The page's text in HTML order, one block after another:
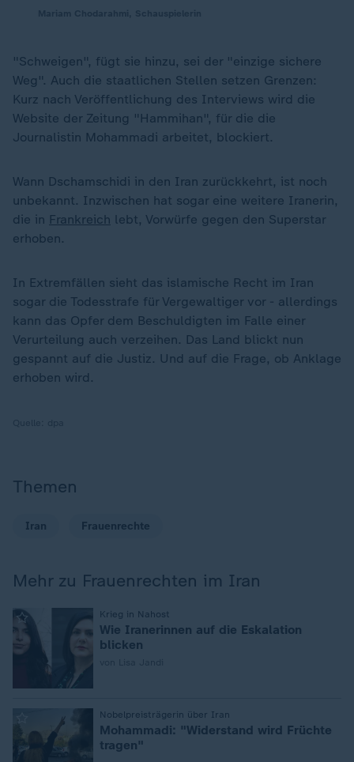
"Schweigen", fügt sie hinzu, sei der "einzige sichere
Weg". Auch die staatlichen Stellen setzen Grenzen:
Kurz nach Veröffentlichung des Interviews wird die
Website der Zeitung "Hammihan", für die die
Journalistin Mohammadi arbeitet, blockiert.
Wann Dschamschidi in den Iran zurückkehrt, ist noch
unbekannt. Inzwischen hat sogar eine weitere Iranerin,
die in Frankreich lebt, Vorwürfe gegen den Superstar
erhoben.
In Extremfällen sieht das islamische Recht im Iran
sogar die Todesstrafe für Vergewaltiger vor - allerdings
kann das Opfer dem Beschuldigten im Falle einer
Verurteilung auch verzeihen. Das Land blickt nun
gespannt auf die Justiz. Und auf die Frage, ob Anklage
erhoben wird.
Themen
Iran Frauenrechte
Mehr zu Frauenrechten im Iran
Krieg in Nahost
:
Wie Iranerinnen auf die Eskalation
blicken
Nobelpreisträgerin über Iran
Mohammadi: "Widerstand wird Früchte
tragen"